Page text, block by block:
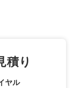
積り
ヤル